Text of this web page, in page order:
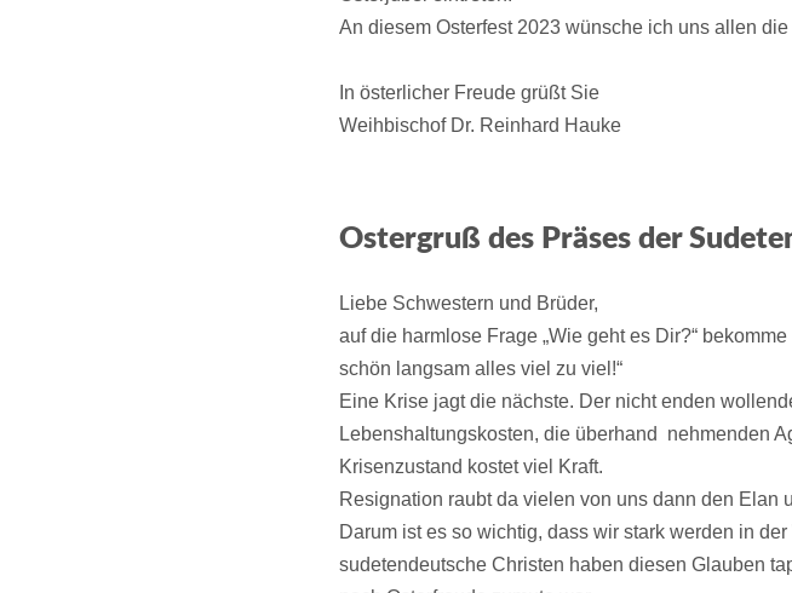
An diesem Osterfest 2023 wünsche ich uns allen
In österlicher Freude grüßt Sie
Weihbischof Dr. Reinhard Hauke
Ostergruß des Präses der
Liebe Schwestern und Brüder,
auf die harmlose Frage „Wie geht es Dir?“
schön langsam alles viel zu viel!“
Eine Krise jagt die nächste. Der nicht enden
Lebenshaltungskosten, die überhand nehmenden
Krisenzustand kostet viel Kraft.
Resignation raubt da vielen von uns dann den Elan
Darum ist es so wichtig, dass wir stark werden in
sudetendeutsche Christen haben diesen Glauben